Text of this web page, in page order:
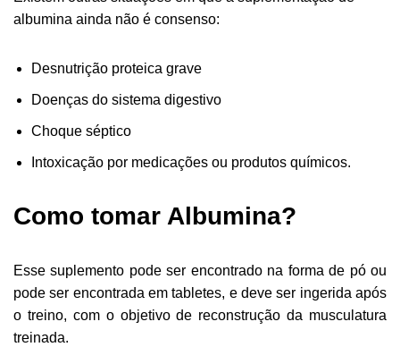
albumina ainda não é consenso:
Desnutrição proteica grave
Doenças do sistema digestivo
Choque séptico
Intoxicação por medicações ou produtos químicos.
Como tomar Albumina?
Esse suplemento pode ser encontrado na forma de pó ou
pode ser encontrada em tabletes, e deve ser ingerida após
o treino, com o objetivo de reconstrução da musculatura
treinada.